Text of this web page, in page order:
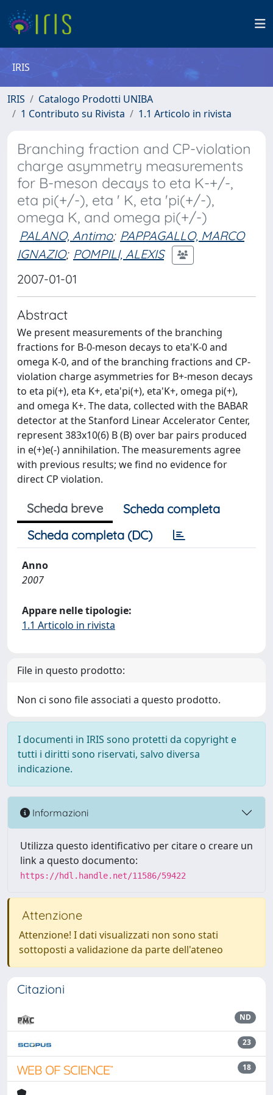
IRIS
IRIS
Catalogo Prodotti UNIBA
1 Contributo su Rivista
1.1 Articolo in rivista
Branching fraction and CP-violation
charge asymmetry measurements
for B-meson decays to eta K-+/-,
eta pi(+/-), eta ' K, eta 'pi(+/-),
omega K, and omega pi(+/-)
PALANO, Antimo; PAPPAGALLO, MARCO
IGNAZIO; POMPILI, ALEXIS
2007-01-01
Abstract
We present measurements of the branching
fractions for B-0-meson decays to eta'K-0 and
omega K-0, and of the branching fractions and CP-
violation charge asymmetries for B+-meson decays
to eta pi(+), eta K+, eta'pi(+), eta'K+, omega pi(+),
and omega K+. The data, collected with the BABAR
detector at the Stanford Linear Accelerator Center,
represent 383x10(6) B (B) over bar pairs produced
in e(+)e(-) annihilation. The measurements agree
with previous results; we find no evidence for
direct CP violation.
Scheda breve
Scheda completa
Scheda completa (DC)
Anno
2007
Appare nelle tipologie:
1.1 Articolo in rivista
File in questo prodotto:
Non ci sono file associati a questo prodotto.
I documenti in IRIS sono protetti da copyright e
tutti i diritti sono riservati, salvo diversa
indicazione.
Informazioni
Utilizza questo identificativo per citare o creare un
link a questo documento:
https://hdl.handle.net/11586/59422
Attenzione
Attenzione! I dati visualizzati non sono stati
sottoposti a validazione da parte dell'ateneo
Citazioni
ND
23
18